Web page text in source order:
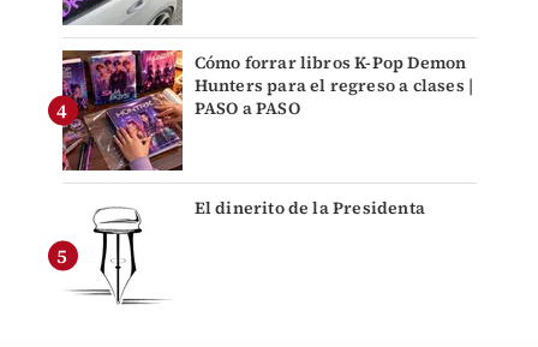
Cómo forrar libros K-Pop Demon
Hunters para el regreso a clases |
PASO a PASO
El dinerito de la Presidenta